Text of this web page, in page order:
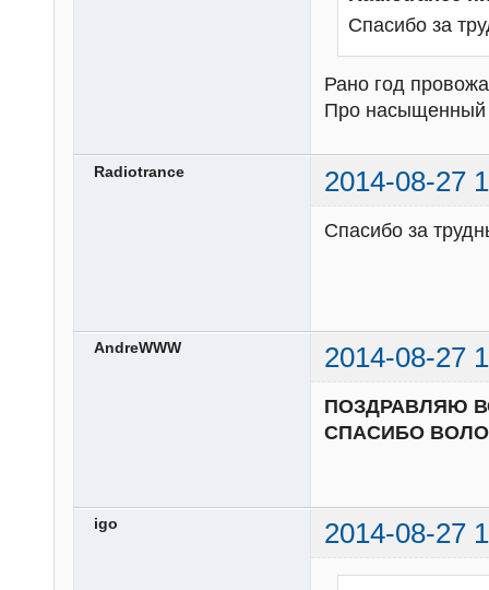
Спасибо за
Рано год
Про насыщенный
Radiotrance 2014-08-27
Спасибо за
AndreWWW 2014-08-27
ПОЗДРАВЛЯЮ
СПАСИБО
igo 2014-08-27